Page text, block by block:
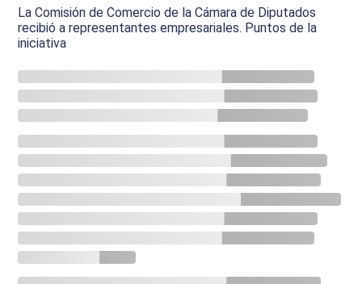
La Comisión de Comercio de la Cámara de Diputados
recibió a representantes empresariales. Puntos de la
iniciativa